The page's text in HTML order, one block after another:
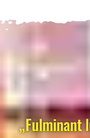
„Fulminant